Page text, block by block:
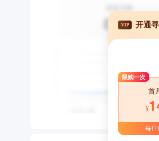
VIP 开通
限购一次
首
¥
每日